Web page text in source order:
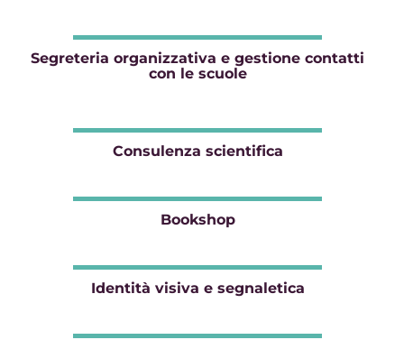
Segreteria organizzativa e gestione contatti
con le scuole
Consulenza scientifica
Bookshop
Identità visiva e segnaletica